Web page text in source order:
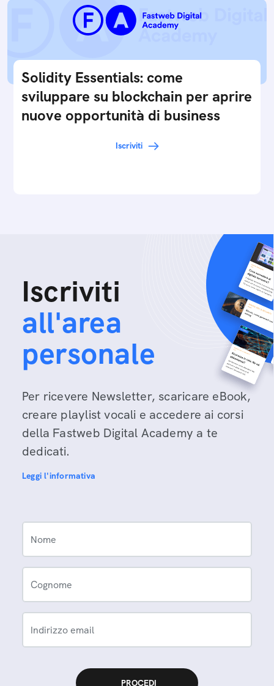
Solidity Essentials: come
sviluppare su blockchain per aprire
nuove opportunità di business
Iscriviti
Iscriviti
all'area
personale
Per ricevere Newsletter, scaricare eBook,
creare playlist vocali e accedere ai corsi
della Fastweb Digital Academy a te
dedicati.
Leggi l'informativa
Nome
Cognome
Indirizzo email